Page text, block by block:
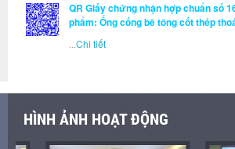
QR Giấy chứng nhận hợp chuẩn số
phẩm: Ống cống bê tông cốt thép
Chi tiết
HÌNH ẢNH HOẠT ĐỘNG